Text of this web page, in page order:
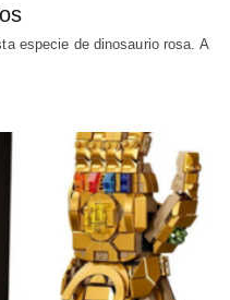
especie de dinosaurio rosa. A